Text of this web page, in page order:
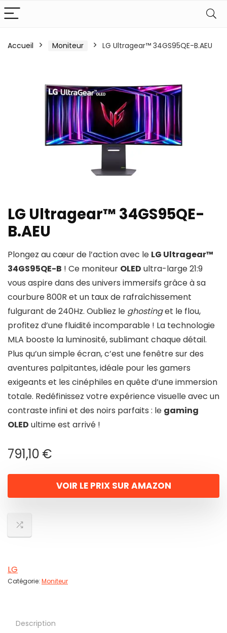
Accueil Moniteur LG Ultragear™ 34GS95QE-B.AEU
LG Ultragear™ 34GS95QE-
B.AEU
Plongez au cœur de l’action avec le LG Ultragear™
34GS95QE-B ! Ce moniteur OLED ultra-large 21:9
vous aspire dans des univers immersifs grâce à sa
courbure 800R et un taux de rafraîchissement
fulgurant de 240Hz. Oubliez le ghostinget le flou,
profitez d’une fluidité incomparable ! La technologie
MLA booste la luminosité, sublimant chaque détail.
Plus qu’un simple écran, c’est une fenêtre sur des
aventures palpitantes, idéale pour les gamers
exigeants et les cinéphiles en quête d’une immersion
totale. Redéfinissez votre expérience visuelle avec un
contraste infini et des noirs parfaits : le gaming
OLED ultime est arrivé !
791,10 €
VOIR LE PRIX SUR AMAZON
LG
Catégorie: Moniteur
Description